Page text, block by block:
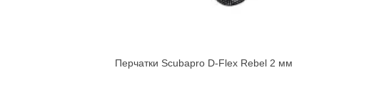
Перчатки Scubapro D-Flex Rebel 2 мм